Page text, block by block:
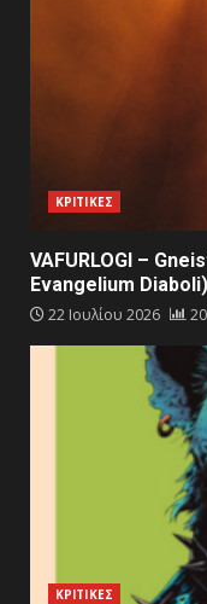
ΚΡΙΤΙΚΕΣ
VAFURLOGI –
Evangelium Diaboli)
22 Ιουλίου 2026
ΚΡΙΤΙΚΕΣ